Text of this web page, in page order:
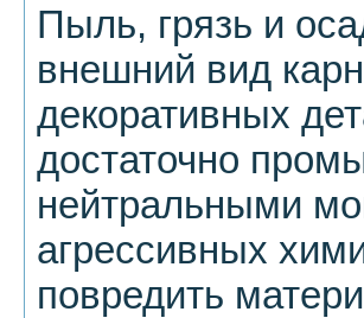
Пыль, грязь и
внешний вид
декоративных
достаточно
нейтральными
агрессивных
повредить